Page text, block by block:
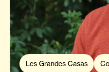
Les Grandes Casas